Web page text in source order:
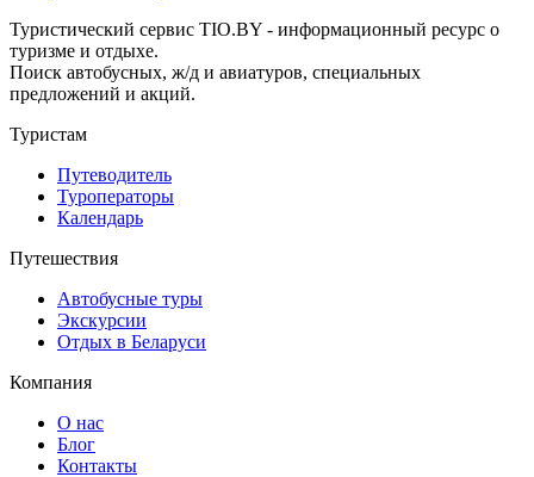
Туристический сервис TIO.BY - информационный ресурс о
туризме и отдыхе.
Поиск автобусных, ж/д и авиатуров, специальных
предложений и акций.
Туристам
Путеводитель
Туроператоры
Календарь
Путешествия
Автобусные туры
Экскурсии
Отдых в Беларуси
Компания
О нас
Блог
Контакты